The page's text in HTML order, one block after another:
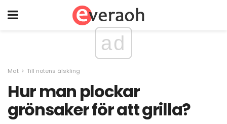
ad
Mat Till notens älskling
Hur man plockar
grönsaker för att grilla?